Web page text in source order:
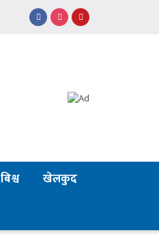
बिश्व
खेलकुद